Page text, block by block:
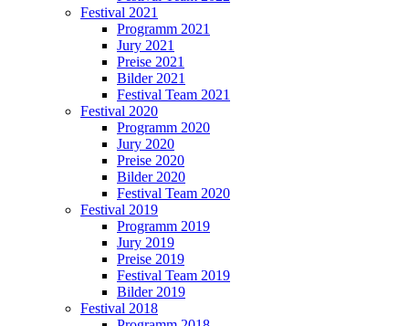
Festival 2021
Programm 2021
Jury 2021
Preise 2021
Bilder 2021
Festival Team 2021
Festival 2020
Programm 2020
Jury 2020
Preise 2020
Bilder 2020
Festival Team 2020
Festival 2019
Programm 2019
Jury 2019
Preise 2019
Festival Team 2019
Bilder 2019
Festival 2018